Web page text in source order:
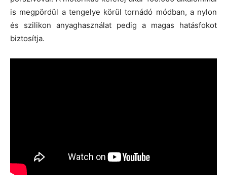
is megpördül a tengelye körül tornádó módban, a nylon
és szilikon anyaghasználat pedig a magas hatásfokot
biztosítja.